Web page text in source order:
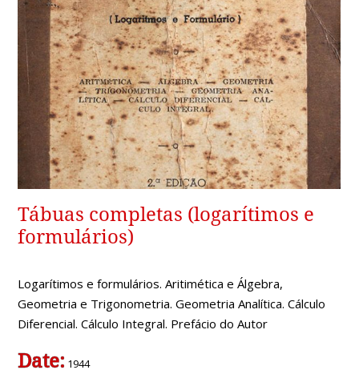
Tábuas completas (logarítimos e
formulários)
Logarítimos e formulários. Aritimética e Álgebra,
Geometria e Trigonometria. Geometria Analítica. Cálculo
Diferencial. Cálculo Integral. Prefácio do Autor
Date: 1944